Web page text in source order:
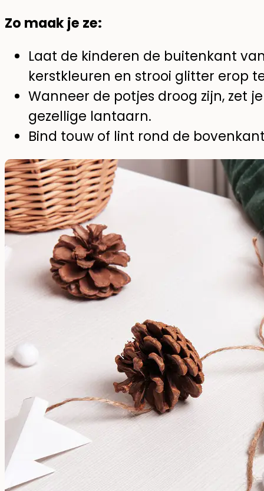
Zo maak je ze:
Laat de kinderen de buitenkant
kerstkleuren en strooi glitter erop
Wanneer de potjes droog zijn, zet
gezellige lantaarn.
Bind touw of lint rond de